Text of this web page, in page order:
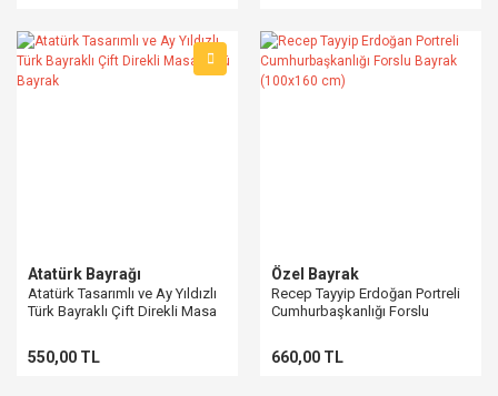
Atatürk Bayrağı
Atatürk Tasarımlı ve Ay Yıldızlı
Türk Bayraklı Çift Direkli Masa
550,00 TL
Özel Bayrak
Recep Tayyip Erdoğan Portreli
Cumhurbaşkanlığı Forslu
660,00 TL